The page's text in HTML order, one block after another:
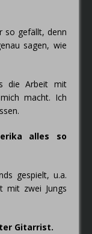
so gefällt, denn
sagen, wie
die Arbeit mit
macht. Ich
alles so
gespielt, u.a.
mit zwei Jungs
Gitarrist.